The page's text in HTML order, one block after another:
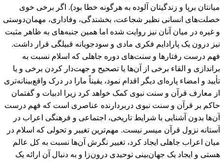
میانتان برپا و زندگیتان آلوده به هرگونه خطا بود). اگر برخی خوی
خصلت‌های انسانی نظیر شجاعت، بخشندگی، وفاداری، مهمان‌دوستی
و غیره در میان آنان نیز روایت شده اما همین جنبه‌های به ظاهر مثبت
نیز درون یک پارادایم فکری مادی و سودجویانه قبیلگی قرار داشت.
فهم درست رفتارها و سنت‌های دوره جاهلی که اسلام نسبت به
براندازی و القاء برخی از آن‌ها یا تصحیح و جهت‌دار کردن برخی و یا
تأیید و امضاء پاره‌ای دیگر اقدام نمود، یقیناً مارا در درک واقع‌بینانه‌تری
از معارف قرآن و سنت‌ نبوی کمک خواهد کرد زیرا ادبیات و گفتمان
حاکم بر قرآن و سنت نبوی دربردارنده عناصری است که فهم درست
آن‌ها بدون آشنایی با شرایط تاریخی، اجتماعی و فرهنگی اعراب در
آستانه نزول قرآن میسر نیست. مهم‌ترین تغییر و تحولی که اسلام در
میان اعراب جاهلی ایجاد کرد، تغییر نگرش آن‌ها نسبت به کل عالم
هستی و ایجاد یک جهان‌بینی توحیدی درون‌زا و به دنبال آن ارائه یک